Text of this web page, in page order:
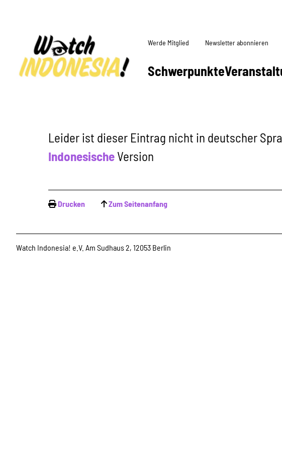
Schwerpunkte
Werde Mitglied Newsletter abonnieren
Leider ist dieser Eintrag nicht in deutscher
Indonesische Version
Drucken Zum Seitenanfang
Watch Indonesia! e.V. Am Sudhaus 2, 12053 Berlin